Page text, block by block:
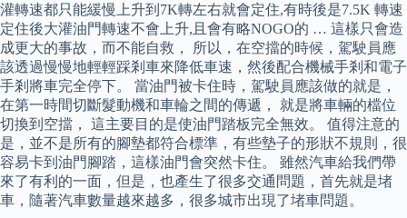
灌轉速都只能緩慢上升到7K轉左右就會定住,有時後是7.5K 轉速
定住後大灌油門轉速不會上升,且會有略NOGO的 … 這樣只會造
成更大的事故，而不能自救， 所以，在空擋的時候，駕駛員應
該透過慢慢地輕輕踩剎車來降低車速，然後配合機械手剎和電子
手剎將車完全停下。 當油門被卡住時，駕駛員應該做的就是，
在第一時間切斷髮動機和車輪之間的傳遞， 就是將車輛的檔位
切換到空擋， 這主要目的是使油門踏板完全無效。 值得注意的
是，並不是所有的腳墊都符合標準，有些墊子的形狀不規則，很
容易卡到油門腳踏，這樣油門會突然卡住。 雖然汽車給我們帶
來了有利的一面，但是，也產生了很多交通問題，首先就是堵
車，隨著汽車數量越來越多，很多城市出現了堵車問題。